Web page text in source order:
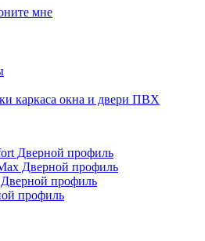
мне
каркаса окна и двери ПВХ
Дверной профиль
Дверной профиль
профиль
профиль